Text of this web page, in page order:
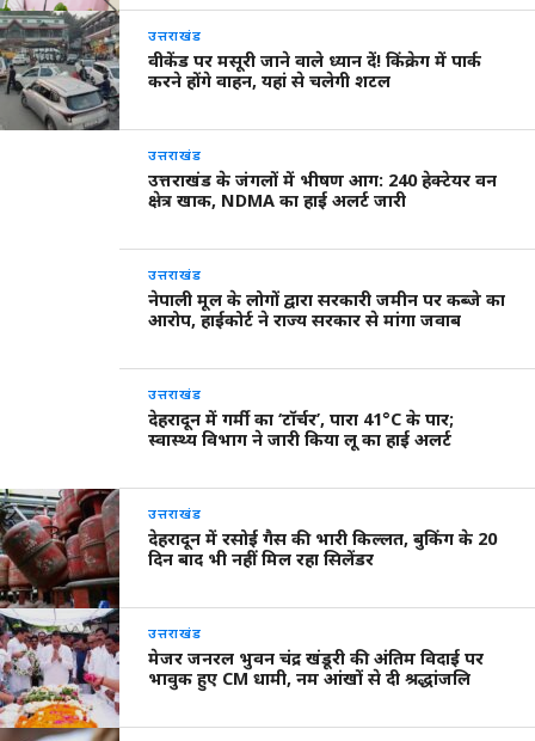
उत्तराखंड
वीकेंड पर मसूरी जाने वाले ध्यान दें! किंक्रेग में पार्क
करने होंगे वाहन, यहां से चलेगी शटल
उत्तराखंड
उत्तराखंड के जंगलों में भीषण आग: 240 हेक्टेयर वन
क्षेत्र खाक, NDMA का हाई अलर्ट जारी
उत्तराखंड
नेपाली मूल के लोगों द्वारा सरकारी जमीन पर कब्जे का
आरोप, हाईकोर्ट ने राज्य सरकार से मांगा जवाब
उत्तराखंड
देहरादून में गर्मी का ‘टॉर्चर’, पारा 41°C के पार;
स्वास्थ्य विभाग ने जारी किया लू का हाई अलर्ट
उत्तराखंड
देहरादून में रसोई गैस की भारी किल्लत, बुकिंग के 20
दिन बाद भी नहीं मिल रहा सिलेंडर
उत्तराखंड
मेजर जनरल भुवन चंद्र खंडूरी की अंतिम विदाई पर
भावुक हुए CM धामी, नम आंखों से दी श्रद्धांजलि